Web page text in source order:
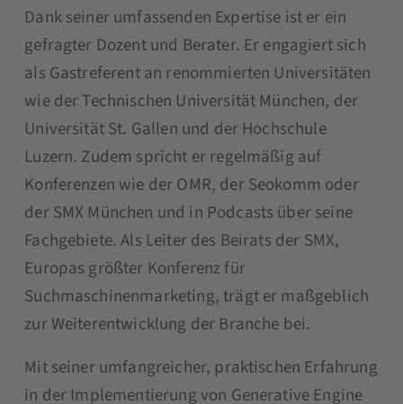
Dank seiner umfassenden Expertise ist er ein
gefragter Dozent und Berater. Er engagiert sich
als Gastreferent an renommierten Universitäten
wie der Technischen Universität München, der
Universität St. Gallen und der Hochschule
Luzern. Zudem spricht er regelmäßig auf
Konferenzen wie der OMR, der Seokomm oder
der SMX München und in Podcasts über seine
Fachgebiete. Als Leiter des Beirats der SMX,
Europas größter Konferenz für
Suchmaschinenmarketing, trägt er maßgeblich
zur Weiterentwicklung der Branche bei.
Mit seiner umfangreicher, praktischen Erfahrung
in der Implementierung von Generative Engine